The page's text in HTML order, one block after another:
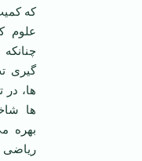
که
علوم
گیری
ها، در
ها
بهره
ریاضی